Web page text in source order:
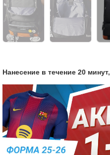
Нанесение в течение 20 минут,